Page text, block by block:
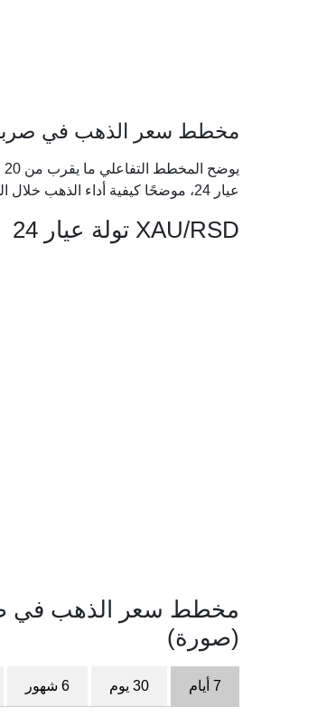
مخطط سعر الذهب في صربيا
عيار 24، موضحًا كيفية أداء الذهب خلال الدورات الاقتصادية الكبرى.
XAU/RSD تولة عيار 24
(صورة)
7 أيام 30 يوم 6 شهور